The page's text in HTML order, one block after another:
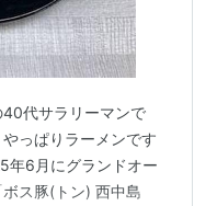
代サラリーマンで
っぱりラーメンです
年6月にグランドオー
ス豚(トン) 西中島